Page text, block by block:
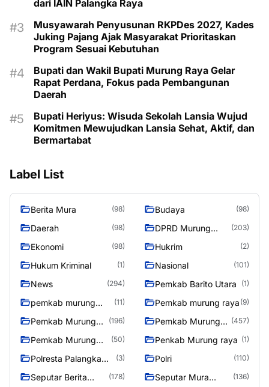
dari IAIN Palangka Raya
Musyawarah Penyusunan RKPDes 2027, Kades
Juking Pajang Ajak Masyarakat Prioritaskan
Program Sesuai Kebutuhan
Bupati dan Wakil Bupati Murung Raya Gelar
Rapat Perdana, Fokus pada Pembangunan
Daerah
Bupati Heriyus: Wisuda Sekolah Lansia Wujud
Komitmen Mewujudkan Lansia Sehat, Aktif, dan
Bermartabat
Label List
Berita Mura (98) Budaya (98)
Daerah (98)
DPRD Murung
(203)
Ekonomi (98) Hukrim (2)
Hukum Kriminal (1) Nasional (101)
News (294) Pemkab Barito Utara (1)
pemkab murung
(11) Pemkab murung raya (9)
Pemkab Murung
(196)
Pemkab Murung
(457)
Pemkab Murung
(50) Penkab Murung raya (1)
Polresta Palangka
(3) Polri (110)
Seputar Berita
(178)
Seputar Mura
(136)